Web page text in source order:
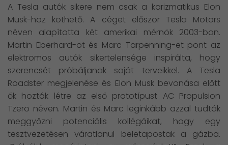
A Tesla autók sikere nem csak a karizmatikus Elon
Musk-hoz köthető. A céget először Tesla Motors
néven alapította két amerikai mérnök 2003-ban.
Martin Eberhard-ot és Marc Tarpenning-et pont az
elektromos autók sikertelensége inspirálta, hogy
szerencsét próbáljanak saját terveikkel. A Tesla
Roadster megjelenése és Elon Musk bevonása előtt
ők hozták létre az első prototípust AC Propulsion
Tzero néven. Martin és Marc leginkább azzal tudták
meggyőzni potenciális kollégáikat, hogy egy
tesztvezetésen váratlanul beletapostak a gázba.